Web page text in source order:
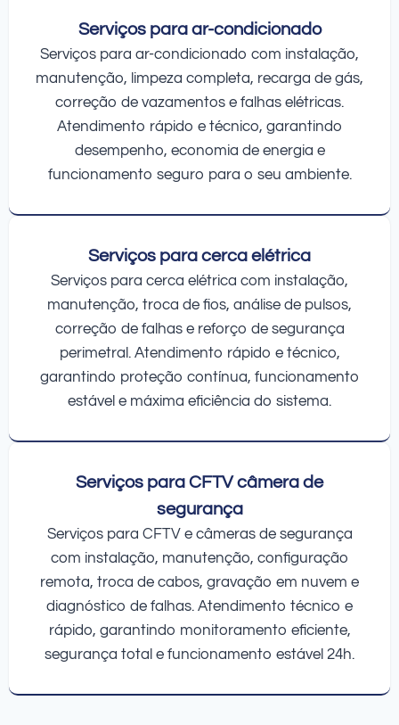
Serviços para ar-condicionado
Serviços para ar-condicionado com instalação,
manutenção, limpeza completa, recarga de gás,
correção de vazamentos e falhas elétricas.
Atendimento rápido e técnico, garantindo
desempenho, economia de energia e
funcionamento seguro para o seu ambiente.
Serviços para cerca elétrica
Serviços para cerca elétrica com instalação,
manutenção, troca de fios, análise de pulsos,
correção de falhas e reforço de segurança
perimetral. Atendimento rápido e técnico,
garantindo proteção contínua, funcionamento
estável e máxima eficiência do sistema.
Serviços para CFTV câmera de
segurança
Serviços para CFTV e câmeras de segurança
com instalação, manutenção, configuração
remota, troca de cabos, gravação em nuvem e
diagnóstico de falhas. Atendimento técnico e
rápido, garantindo monitoramento eficiente,
segurança total e funcionamento estável 24h.